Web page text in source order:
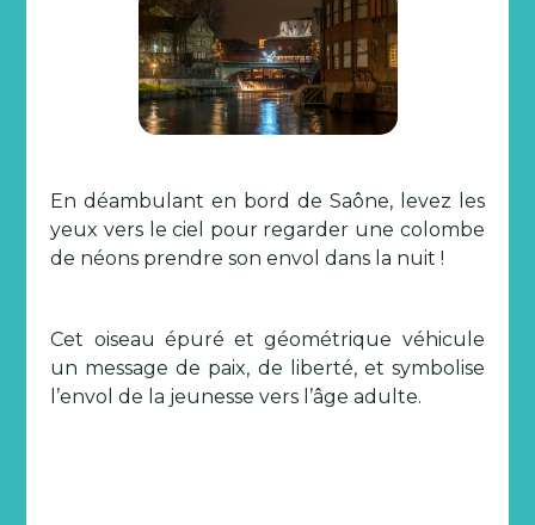
En déambulant en bord de Saône, levez les
yeux vers le ciel pour regarder une colombe
de néons prendre son envol dans la nuit !
Cet oiseau épuré et géométrique véhicule
un message de paix, de liberté, et symbolise
l’envol de la jeunesse vers l’âge adulte.